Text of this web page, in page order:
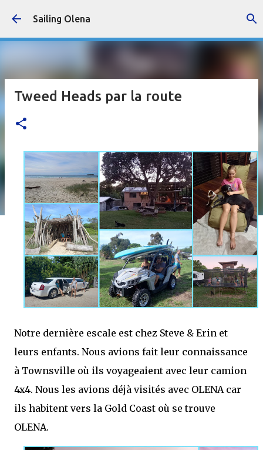
Sailing Olena
Tweed Heads par la route
Notre dernière escale est chez Steve & Erin et
leurs enfants. Nous avions fait leur connaissance
à Townsville où ils voyageaient avec leur camion
4x4. Nous les avions déjà visités avec OLENA car
ils habitent vers la Gold Coast où se trouve
OLENA.